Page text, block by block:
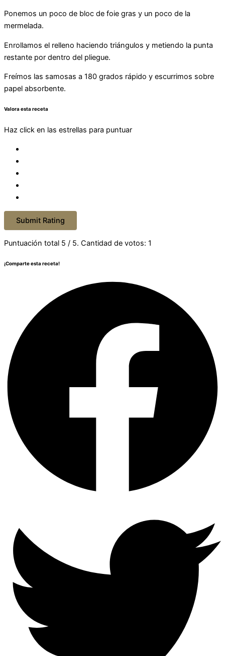
Ponemos un poco de bloc de foie gras y un poco de la
mermelada.
Enrollamos el relleno haciendo triángulos y metiendo la punta
restante por dentro del pliegue.
Freímos las samosas a 180 grados rápido y escurrimos sobre
papel absorbente.
Valora esta receta
Haz click en las estrellas para puntuar
Submit Rating
Puntuación total 5 / 5. Cantidad de votos: 1
¡Comparte esta receta!